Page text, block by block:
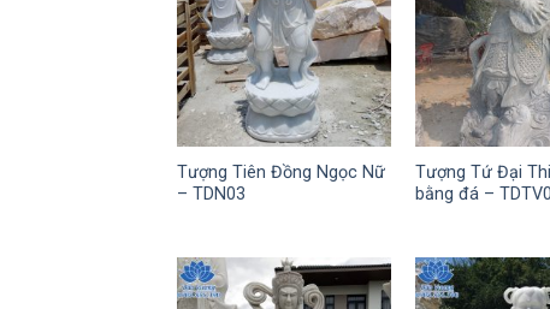
Tượng Tiên Đồng Ngọc Nữ
– TDN03
Tượng Tứ Đại
bằng đá –